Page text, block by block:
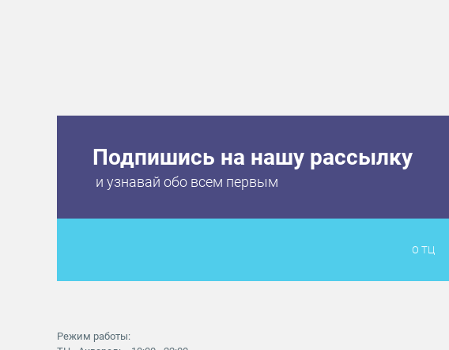
Подпишись на нашу рассылку
и узнавай обо всем первым
О ТЦ
Режим работы: